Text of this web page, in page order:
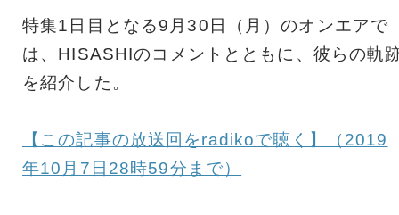
特集1日目となる9月30日（月）のオンエアで
は、HISASHIのコメントとともに、彼らの軌
を紹介した。
【この記事の放送回をradikoで聴く】（2019
年10月7日28時59分まで）